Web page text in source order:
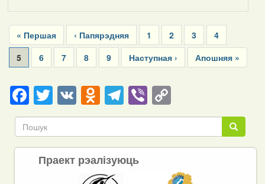
Pagination
First
page
« Першая
Previous
page
‹ Папярэдняя Page
1 Page
2 Page
3 Page
4
Current
page
5 Page
6 Page
7 Page
8 Page
9
Next
page
Наступная ›
Last
page
Апошняя »
Facebook
Twitter
VKOdnoklassniki
Telegram
ViberCopy
Link Пошук
Пошук
Праект рэалізуюць